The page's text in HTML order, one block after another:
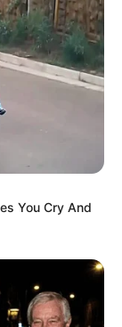
You Cry And